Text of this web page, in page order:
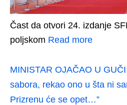
Čast da otvori 24. izdanje
poljskom Read more
MINISTAR OJAČAO U
sabora, rekao ono u šta ni
Prizrenu će se opet…”